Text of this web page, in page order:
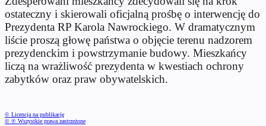
ostateczny i skierowali oficjalną prośbę o interwencję do
Prezydenta RP Karola Nawrockiego. W dramatycznym
liście proszą głowę państwa o objęcie terenu nadzorem
prezydenckim i powstrzymanie budowy. Mieszkańcy
liczą na wrażliwość prezydenta w kwestiach ochrony
zabytków oraz praw obywatelskich.
© Licencja na publikację
© ℗ Wszystkie prawa zastrzeżone